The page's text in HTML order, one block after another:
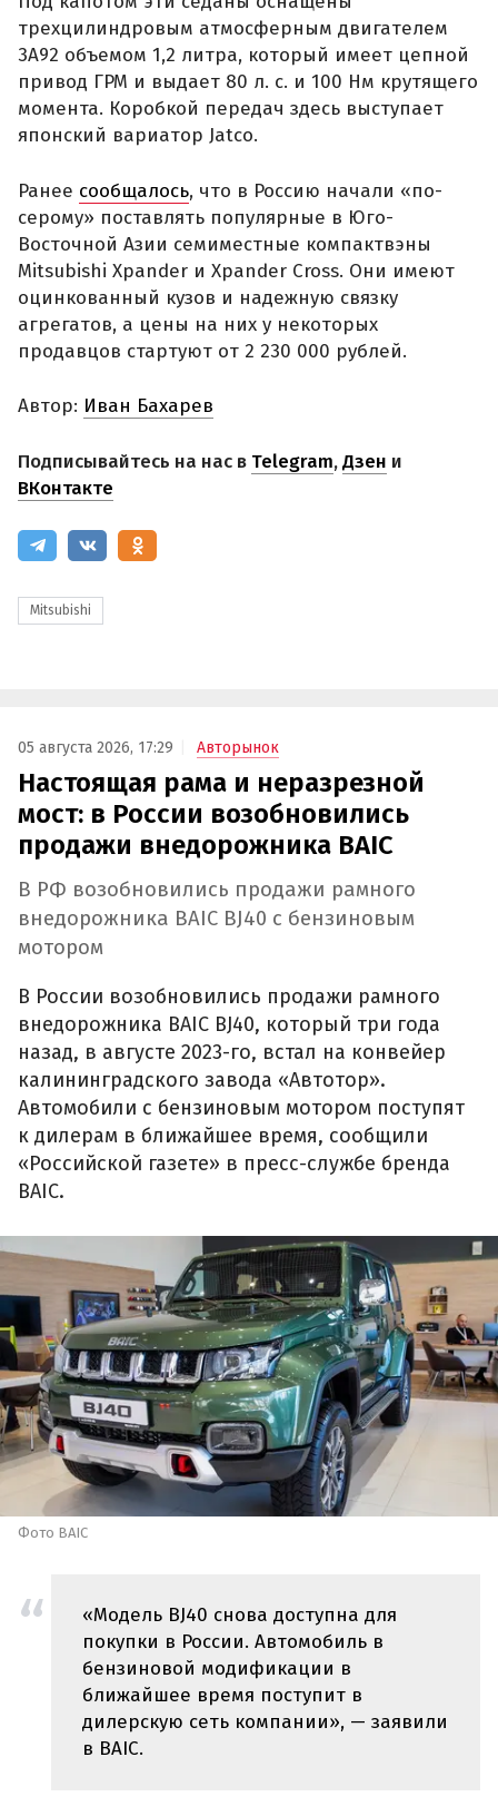
трехцилиндровым атмосферным двигателем
3A92 объемом 1,2 литра, который имеет цепной
привод ГРМ и выдает 80 л. с. и 100 Нм крутящего
момента. Коробкой передач здесь выступает
японский вариатор Jatco.
Ранее сообщалось, что в Россию начали «по-
серому» поставлять популярные в Юго-
Восточной Азии семиместные компактвэны
Mitsubishi Xpander и Xpander Cross. Они имеют
оцинкованный кузов и надежную связку
агрегатов, а цены на них у некоторых
продавцов стартуют от 2 230 000 рублей.
Автор: Иван Бахарев
Подписывайтесь на нас в Telegram,Дзен и
ВКонтакте
Mitsubishi
05 августа 2026, 17:29 Авторынок
Настоящая рама и неразрезной
мост: в России возобновились
продажи внедорожника BAIC
В РФ возобновились продажи рамного
внедорожника BAIC BJ40 с бензиновым
мотором
В России возобновились продажи рамного
внедорожника BAIC BJ40, который три года
назад, в августе 2023-го, встал на конвейер
калининградского завода «Автотор».
Автомобили с бензиновым мотором поступят
к дилерам в ближайшее время, сообщили
«Российской газете» в пресс-службе бренда
BAIC.
Фото BAIC
«Модель BJ40 снова доступна для
покупки в России. Автомобиль в
бензиновой модификации в
ближайшее время поступит в
дилерскую сеть компании», — заявили
в BAIC.